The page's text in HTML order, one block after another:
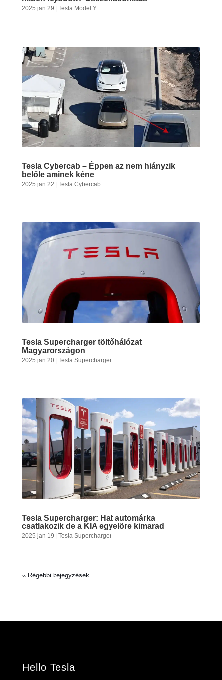
2025 jan 29 Tesla Model Y
Tesla Cybercab – Éppen az nem hiányzik
belőle aminek kéne
2025 jan 22 Tesla Cybercab
Tesla Supercharger töltőhálózat
Magyarországon
2025 jan 20| Tesla Supercharger
Tesla Supercharger: Hat automárka
csatlakozik de a KIA egyelőre kimarad
2025 jan 19 Tesla Supercharger
« Régebbi bejegyzések
Hello Tesla